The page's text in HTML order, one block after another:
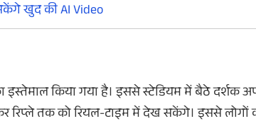
खुद की AI Video
इस्तेमाल किया गया है। इससे स्टेडियम में बैठे दर्शक
रिप्ले तक को रियल-टाइम में देख सकेंगे। इससे